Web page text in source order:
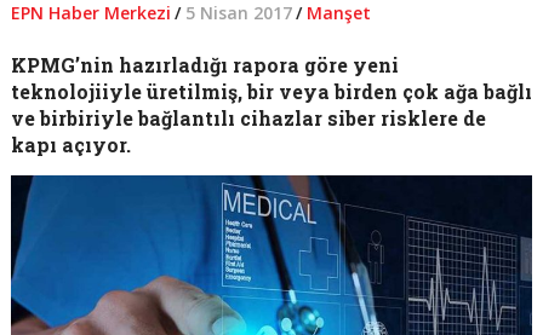
EPN Haber Merkezi / 5 Nisan 2017/ Manşet
KPMG’nin hazırladığı rapora göre yeni
teknolojiiyle üretilmiş, bir veya birden çok ağa bağlı
ve birbiriyle bağlantılı cihazlar siber risklere de
kapı açıyor.